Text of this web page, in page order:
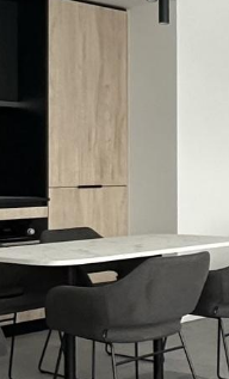
Büro
Grundstück